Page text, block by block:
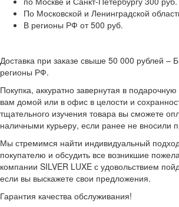
По Московской и Ленинградской
В регионы РФ от 500 руб.
Доставка при заказе свыше 50 000 рублей
регионы РФ.
Покупка, аккуратно завернутая в подарочную
вам домой или в офис в целости и
тщательного изучения товара вы сможете
наличными курьеру, если ранее не вносили
Мы стремимся найти индивидуальный
покупателю и обсудить все возникшие
компании SILVER LUXE с удовольствием
если вы выскажете свои предложения.
Гарантия качества обслуживания!